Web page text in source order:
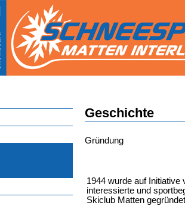
Geschichte
Gründung
1944 wurde auf Initiative
interessierte und
Skiclub Matten